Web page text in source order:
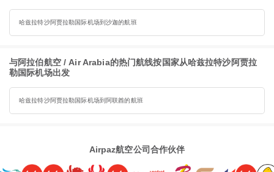
哈兹拉特沙阿贾拉勒国际机场到沙迦的航班
与阿拉伯航空 / Air Arabia的热门航线按国家从哈兹拉特沙阿贾拉
勒国际机场出发
哈兹拉特沙阿贾拉勒国际机场到阿联酋的航班
Airpaz航空公司合作伙伴